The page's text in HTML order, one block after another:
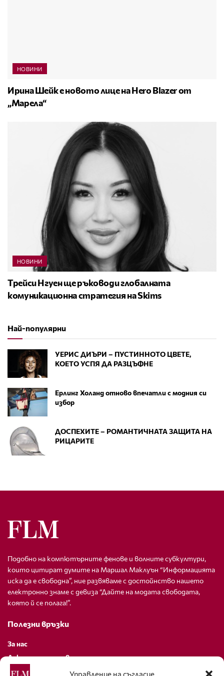
Управление на съгласие
НОВИНИ
Ирина Шейк е новото лице на Hero Blazer от
„Марела“
НОВИНИ
Трейси Нгуен ще ръководи глобалната
комуникационна стратегия на Skims
Най-популярни
УЕРИС ДИЪРИ – ПУСТИННОТО ЦВЕТЕ,
КОЕТО УСПЯ ДА РАЗЦЪФНЕ
Ерлинг Холанд отново впечатли с модния си
избор
ДОСПЕХИТЕ – РОМАНТИЧНАТА ЗАЩИТА НА
РИЦАРИТЕ
Подобно на компютърните фенове и волните субкултури,
които цитират думите на Маршал Маклуън “Информацията
иска да е свободна”, ние развяваме с достойнство нашето
електронно знаме с девиза “Дайте на модата свободата,
която й се полага!”.
Полезни връзки
За нас
Декларация за поверителност
Политика за бисквитки